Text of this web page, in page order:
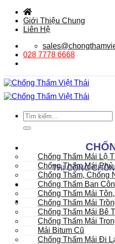
qua
Giới Thiệu Chung
Liên Hệ
028 7778 6668
Tìm
kiếm:
THI CÔNG
Chống Thấm Mái Lộ
Chống Thấm Mái Phủ
Chống Thấm, Chống
Chống Thấm Ban
Chống Thấm Mái
Chống Thấm Mái
Chống Thấm Mái Bê
Chống Thấm Mái
Mái Bitum Cũ
Chống Thấm Mái Đi